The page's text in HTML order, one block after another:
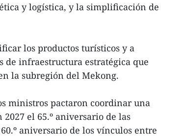
y logística, y la simplificación de
los productos turísticos y a
de infraestructura estratégica que
la subregión del Mekong.
ministros pactaron coordinar una
el 65.º aniversario de las
aniversario de los vínculos entre